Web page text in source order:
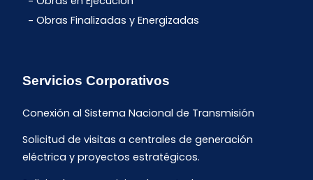
Obras Finalizadas y Energizadas
Servicios Corporativos
Conexión al Sistema Nacional de Transmisión
Solicitud de visitas a centrales de generación
eléctrica y proyectos estratégicos.